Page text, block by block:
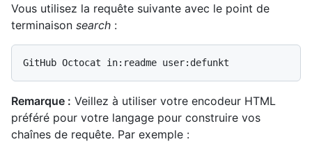
Vous utilisez la requête suivante avec le point de
terminaison search :
Remarque : Veillez à utiliser votre encodeur HTML
préféré pour votre langage pour construire vos
chaînes de requête. Par exemple :